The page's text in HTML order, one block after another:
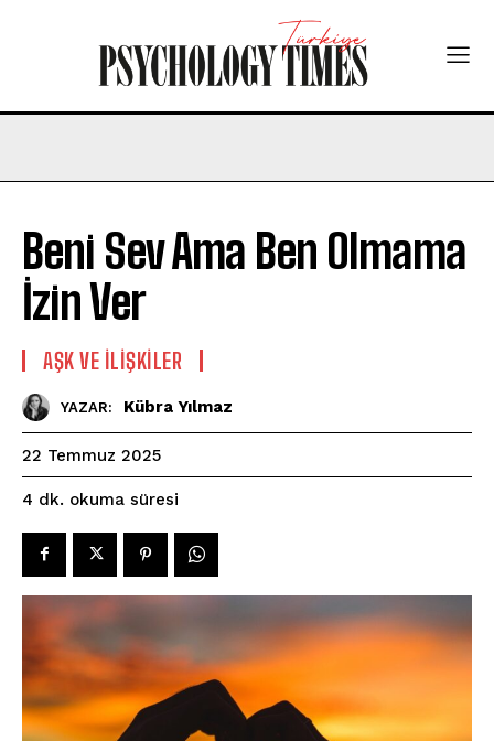
Beni Sev Ama Ben Olmama
İzin Ver
AŞK VE İLIŞKILER
YAZAR: Kübra Yılmaz
22 Temmuz 2025
4 dk. okuma süresi